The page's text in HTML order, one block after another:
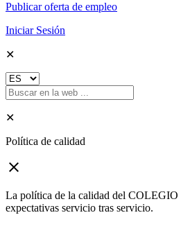
Publicar oferta de empleo
Iniciar Sesión
✕
✕
Política de calidad
close
La política de la calidad del
expectativas servicio tras servicio.